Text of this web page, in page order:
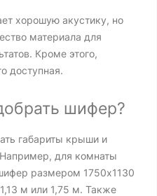
хорошую акустику, но
материала для
Кроме этого,
доступная.
шифер?
габариты крыши и
для комнаты
размером 1750x1130
м или 1,75 м. Также